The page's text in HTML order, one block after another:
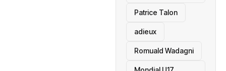
Patrice Talon
adieux
Romuald Wadagni